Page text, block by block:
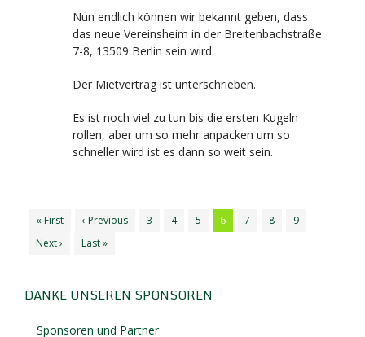
Nun endlich können wir bekannt geben, dass
das neue Vereinsheim in der Breitenbachstraße
7-8, 13509 Berlin sein wird.
Der Mietvertrag ist unterschrieben.
Es ist noch viel zu tun bis die ersten Kugeln
rollen, aber um so mehr anpacken um so
schneller wird ist es dann so weit sein.
« First ‹ Previous 3 4 5 6 7 8
9
Next ›
Last »
DANKE UNSEREN SPONSOREN
Sponsoren und Partner